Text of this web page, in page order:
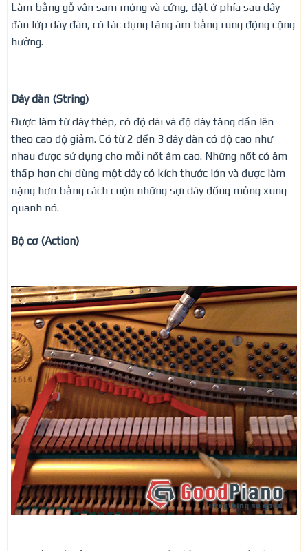
Làm bằng gỗ vân sam mỏng và cứng, đặt ở phía sau dây
đàn lớp dây đàn, có tác dụng tăng âm bằng rung động cộng
hưởng.
Dây đàn (String)
Được làm từ dây thép, có độ dài và độ dày tăng dần lên
theo cao độ giảm. Có từ 2 đến 3 dây đàn có độ cao như
nhau được sử dụng cho mỗi nốt âm cao. Những nốt có âm
thấp hơn chỉ dùng một dây có kích thước lớn và được làm
nặng hơn bằng cách cuộn những sợi dây đồng mỏng xung
quanh nó.
Bộ cơ (Action)